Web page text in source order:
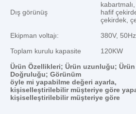
Dış görünüş
hafif
çekirdek,
Ekipman voltajı:
380V, 50Hz
Toplam kurulu kapasite
120KW
Ürün Özellikleri; Ürün uzunluğu; Ürün
Doğruluğu; Görünüm
öyle mi yapabilme değeri ayarla,
kişiselleştirilebilir müşteriye göre
kişiselleştirilebilir müşteriye göre